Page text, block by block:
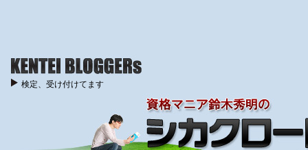
検定、受け付けてます